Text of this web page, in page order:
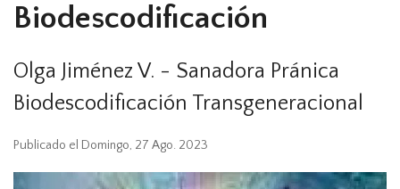
Biodescodificación
Olga Jiménez V. - Sanadora Pránica
Biodescodificación Transgeneracional
Publicado el Domingo, 27 Ago. 2023